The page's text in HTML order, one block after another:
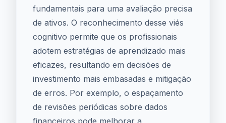
fundamentais para uma avaliação precisa
de ativos. O reconhecimento desse viés
cognitivo permite que os profissionais
adotem estratégias de aprendizado mais
eficazes, resultando em decisões de
investimento mais embasadas e mitigação
de erros. Por exemplo, o espaçamento
de revisões periódicas sobre dados
financeiros pode melhorar a